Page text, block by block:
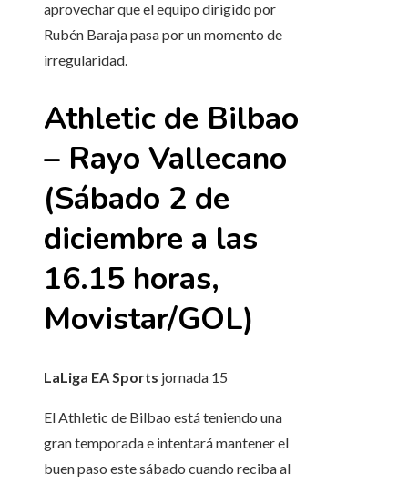
aprovechar que el equipo dirigido por
Rubén Baraja pasa por un momento de
irregularidad.
Athletic de Bilbao
– Rayo Vallecano
(Sábado 2 de
diciembre a las
16.15 horas,
Movistar/GOL)
LaLiga EA Sports jornada 15
El Athletic de Bilbao está teniendo una
gran temporada e intentará mantener el
buen paso este sábado cuando reciba al